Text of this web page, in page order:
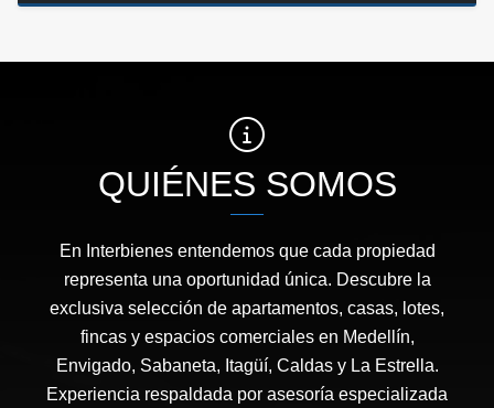
QUIÉNES SOMOS
En Interbienes entendemos que cada propiedad
representa una oportunidad única. Descubre la
exclusiva selección de apartamentos, casas, lotes,
fincas y espacios comerciales en Medellín,
Envigado, Sabaneta, Itagüí, Caldas y La Estrella.
Experiencia respaldada por asesoría especializada